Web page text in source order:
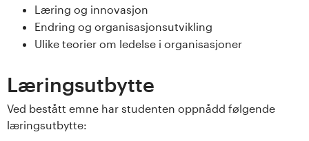
t
e
Læring og innovasjon
Endring og organisasjonsutvikling
Ulike teorier om ledelse i organisasjoner
Læringsutbytte
Ved bestått emne har studenten oppnådd følgende
læringsutbytte: